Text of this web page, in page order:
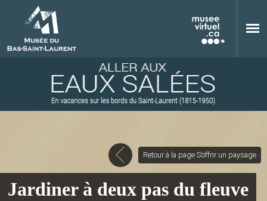
M
Retour à la page S’offrir un paysage
Jardiner à deux pas du fleuve